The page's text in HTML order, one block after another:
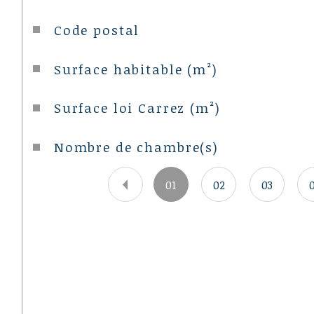
Caractéristiques Valeurs
Code postal
Surface habitable (m²)
Surface loi Carrez (m²)
Nombre de chambre(s)
01 02 03